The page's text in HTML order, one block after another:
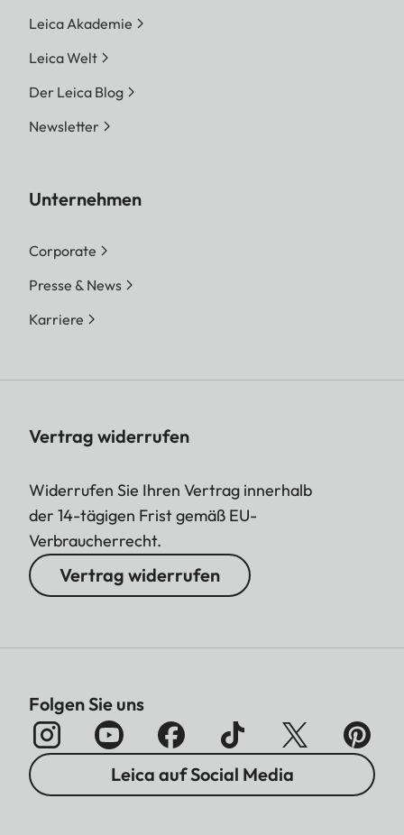
Leica Akademie
Leica Welt
Der Leica Blog
Newsletter
Unternehmen
Corporate
Presse & News
Karriere
Vertrag widerrufen
Widerrufen Sie Ihren Vertrag innerhalb
der 14-tägigen Frist gemäß EU-
Verbraucherrecht.
Vertrag widerrufen
Folgen Sie uns
Leica auf Social Media